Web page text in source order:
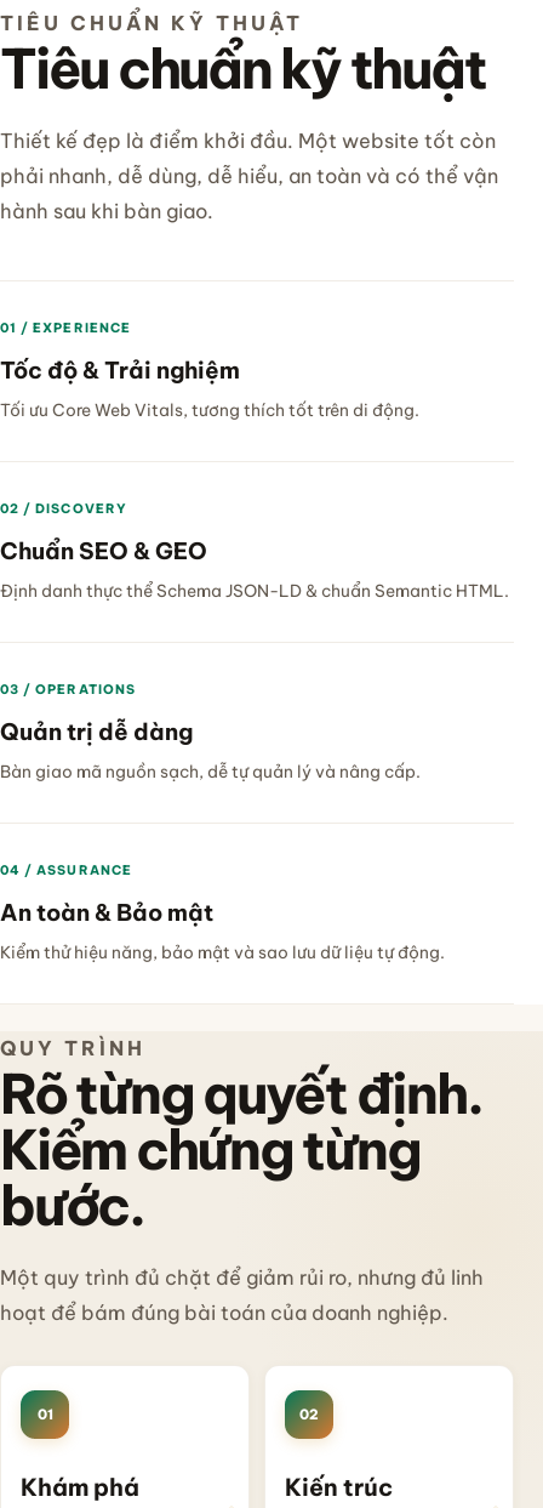
TIÊU CHUẨN KỸ THUẬT
Tiêu chuẩn kỹ thuật
Thiết kế đẹp là điểm khởi đầu. Một website tốt còn
phải nhanh, dễ dùng, dễ hiểu, an toàn và có thể vận
hành sau khi bàn giao.
01 / EXPERIENCE
Tốc độ & Trải nghiệm
Tối ưu Core Web Vitals, tương thích tốt trên di động.
02 / DISCOVERY
Chuẩn SEO & GEO
Định danh thực thể Schema JSON-LD & chuẩn Semantic HTML.
03 / OPERATIONS
Quản trị dễ dàng
Bàn giao mã nguồn sạch, dễ tự quản lý và nâng cấp.
04 / ASSURANCE
An toàn & Bảo mật
Kiểm thử hiệu năng, bảo mật và sao lưu dữ liệu tự động.
QUY TRÌNH
Rõ từng quyết định.
Kiểm chứng từng
bước.
Một quy trình đủ chặt để giảm rủi ro, nhưng đủ linh
hoạt để bám đúng bài toán của doanh nghiệp.
01
Khám phá
02
Kiến trúc